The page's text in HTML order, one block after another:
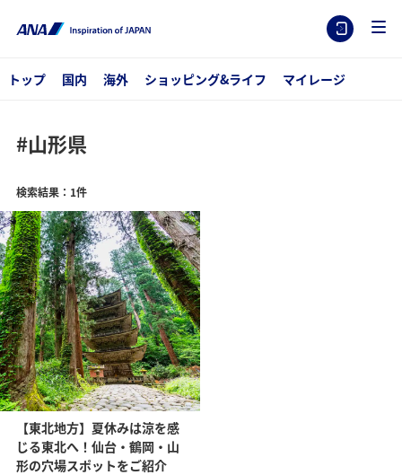
トップ 国内 海外 ショッピング&ライフ マイレージ
#山形県
検索結果：1件
【東北地方】夏休みは涼を感
じる東北へ！仙台・鶴岡・山
形の穴場スポットをご紹介